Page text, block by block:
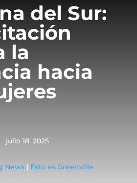
del Sur:
la
hacia
julio 18, 2025
News| Esto es Greenville